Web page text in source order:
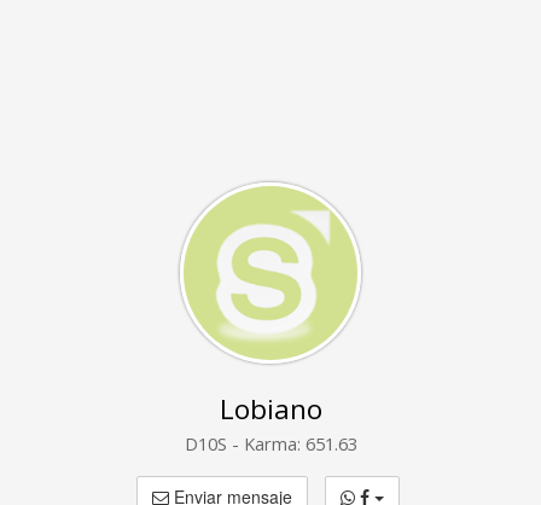
Lobiano
D10S - Karma: 651.63
Enviar mensaje